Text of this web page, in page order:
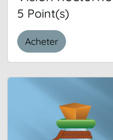
5 Point(s)
Acheter